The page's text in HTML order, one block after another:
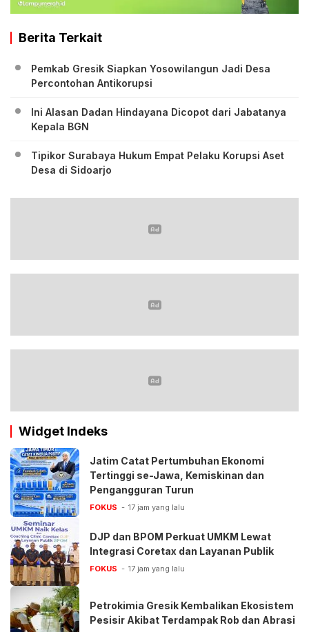
Berita Terkait
Pemkab Gresik Siapkan Yosowilangun Jadi Desa
Percontohan Antikorupsi
Ini Alasan Dadan Hindayana Dicopot dari Jabatanya
Kepala BGN
Tipikor Surabaya Hukum Empat Pelaku Korupsi Aset
Desa di Sidoarjo
Widget Indeks
Jatim Catat Pertumbuhan Ekonomi
Tertinggi se-Jawa, Kemiskinan dan
Pengangguran Turun
FOKUS 17 jam yang lalu
DJP dan BPOM Perkuat UMKM Lewat
Integrasi Coretax dan Layanan Publik
FOKUS 17 jam yang lalu
Petrokimia Gresik Kembalikan Ekosistem
Pesisir Akibat Terdampak Rob dan Abrasi